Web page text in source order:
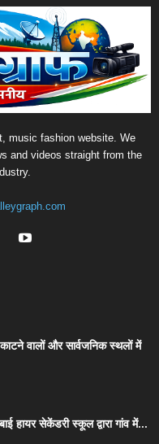
music fashion website. We
and videos straight from the
काटने वालों और सार्वजनिक स्थलों में
हायर सेकेंडरी स्कूल द्वारा गांव में...